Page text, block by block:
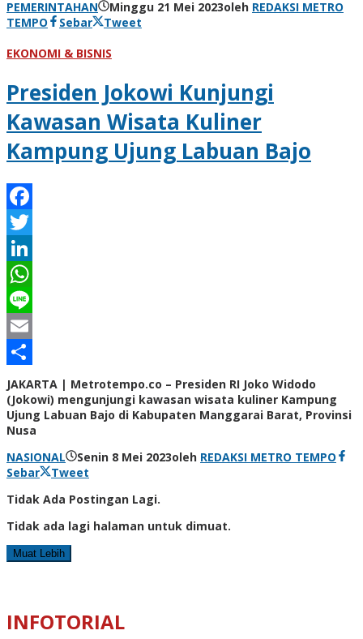
PEMERINTAHAN
Minggu 21 Mei 2023oleh REDAKSI METRO
TEMPO
Sebar
Tweet
EKONOMI & BISNIS
Presiden Jokowi Kunjungi
Kawasan Wisata Kuliner
Kampung Ujung Labuan Bajo
Facebook
Twitter
LinkedIn
WhatsApp
Line
Email
Share
JAKARTA | Metrotempo.co – Presiden RI Joko Widodo
(Jokowi) mengunjungi kawasan wisata kuliner Kampung
Ujung Labuan Bajo di Kabupaten Manggarai Barat, Provinsi
Nusa
NASIONAL
Senin 8 Mei 2023oleh REDAKSI METRO TEMPO
Sebar
Tweet
Tidak Ada Postingan Lagi.
Tidak ada lagi halaman untuk dimuat.
Muat Lebih
INFOTORIAL